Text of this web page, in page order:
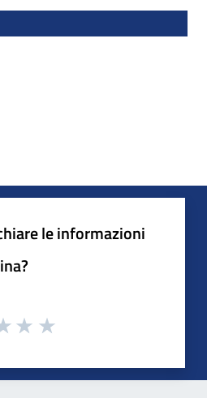
le informazioni